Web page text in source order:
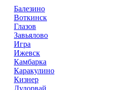
Балезино
Воткинск
Глазов
Завьялово
Игра
Ижевск
Камбарка
Каракулино
Кизнер
Лудорвай